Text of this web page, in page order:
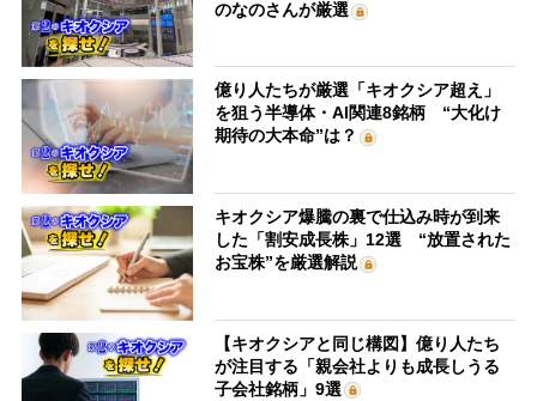
のなのさんが厳選
億り人たちが厳選「キオクシア超え」
を狙う半導体・AI関連8銘柄 “大化け
期待の大本命”は？
キオクシア爆騰の裏で仕込み時が到来
した「割安成長株」12選 “放置された
お宝株”を厳選解説
【キオクシアと同じ構図】億り人たち
が注目する「親会社よりも成長しうる
子会社銘柄」9選